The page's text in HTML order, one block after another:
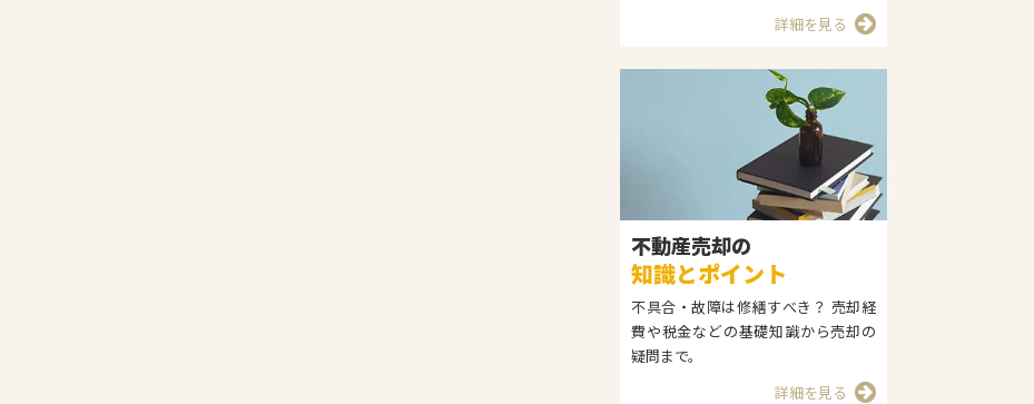
詳細を見る
不動産売却の
知識とポイント
不具合・故障は修繕すべき？ 売却経
費や税金などの基礎知識から売却の
疑問まで。
詳細を見る